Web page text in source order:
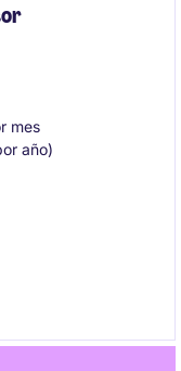
mes
año)
operations
with the